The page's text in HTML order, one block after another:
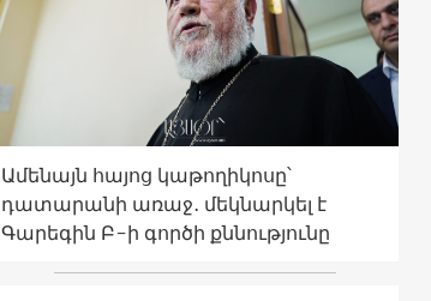
Ամենայն հայոց կաթողիկոսը՝
դատարանի առաջ․ մեկնարկել է
Գարեգին Բ-ի գործի քննությունը